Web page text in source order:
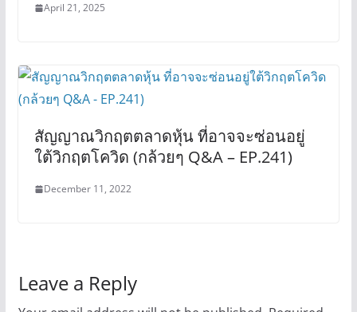
April 21, 2025
สัญญาณวิกฤตตลาดหุ้น ที่อาจจะซ่อนอยู่
ใต้วิกฤตโควิด (กล้วยๆ Q&A – EP.241)
December 11, 2022
Leave a Reply